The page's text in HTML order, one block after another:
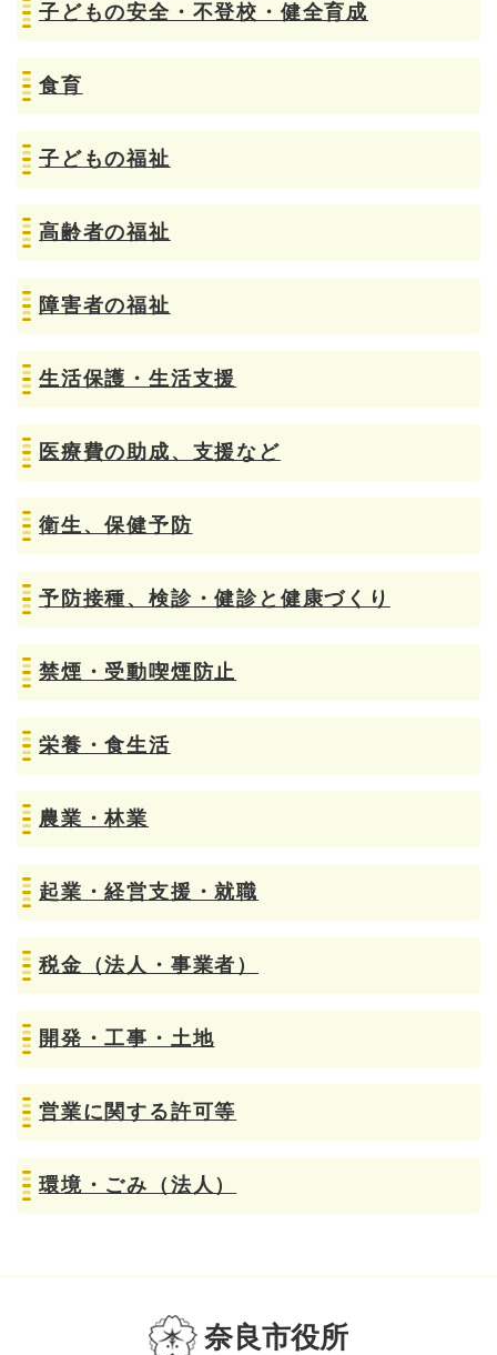
子どもの安全・不登校・健全育成
食育
子どもの福祉
高齢者の福祉
障害者の福祉
生活保護・生活支援
医療費の助成、支援など
衛生、保健予防
予防接種、検診・健診と健康づくり
禁煙・受動喫煙防止
栄養・食生活
農業・林業
起業・経営支援・就職
税金（法人・事業者）
開発・工事・土地
営業に関する許可等
環境・ごみ（法人）
奈良市役所